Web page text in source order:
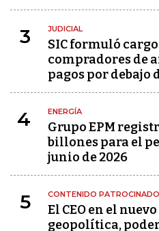
3 JUDICIAL
SIC formuló
compradores de
pagos por debajo
4 ENERGÍA
Grupo EPM
billones para el
junio de 2026
5 CONTENIDO PATROCINADO
El CEO en el
geopolítica,